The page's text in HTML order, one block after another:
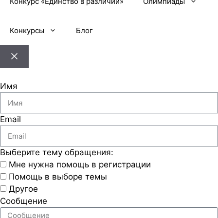
Конкурсы Блог
Имя
Email
Выберите тему обращения:
Мне нужна помощь в регистрации
Помощь в выборе темы
Другое
Сообщение